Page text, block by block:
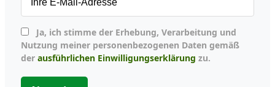
Nutzung meiner personenbezogenen Daten gemäß
der ausführlichen Einwilligungserklärung zu.